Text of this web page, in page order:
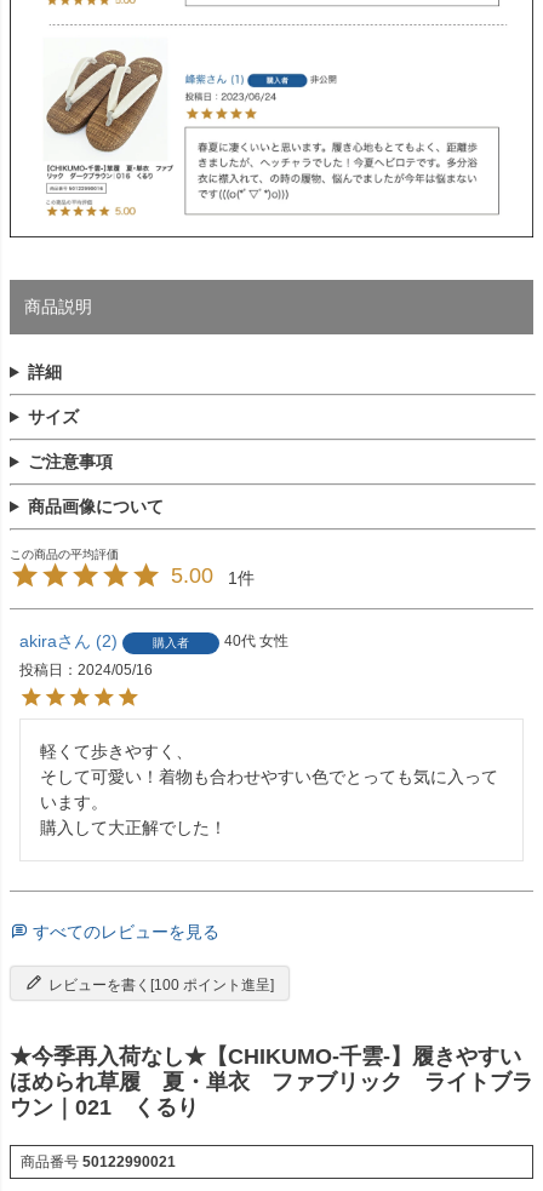
商品説明
詳細
サイズ
ご注意事項
商品画像について
5.00 1
akira 2 購入者 40代 女性
投稿日
2024/05/16
軽くて歩きやすく、
そして可愛い！着物も合わせやすい色でとっても気に入って
います。
購入して大正解でした！
すべてのレビューを見る
レビューを書く[100 ポイント進呈]
★今季再入荷なし★【CHIKUMO-千雲-】履きやすい
ほめられ草履 夏・単衣 ファブリック ライトブラ
ウン｜021 くるり
商品番号 50122990021